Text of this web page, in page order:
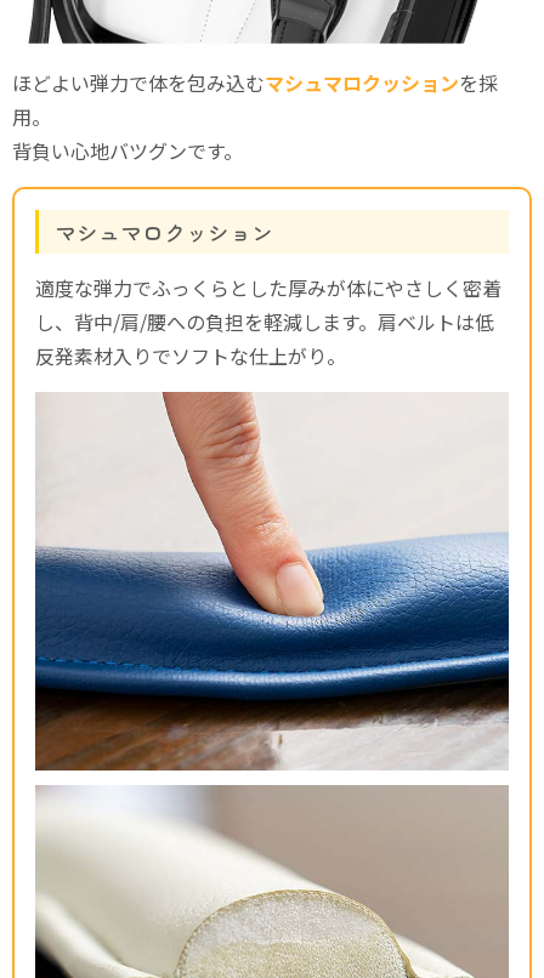
ほどよい弾力で体を包み込むマシュマロクッションを採
用。
背負い心地バツグンです。
マシュマロクッション
適度な弾力でふっくらとした厚みが体にやさしく密着
し、背中/肩/腰への負担を軽減します。肩ベルトは低
反発素材入りでソフトな仕上がり。